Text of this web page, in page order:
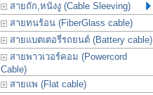
สายถัก,หนังงู (Cable Sleeving)
สายทนร้อน (FiberGlass cable)
สายแบตเตอรี่รถยนต์ (Battery cable)
สายพาวเวอร์คอม (Powercord
Cable)
สายแพ (Flat cable)